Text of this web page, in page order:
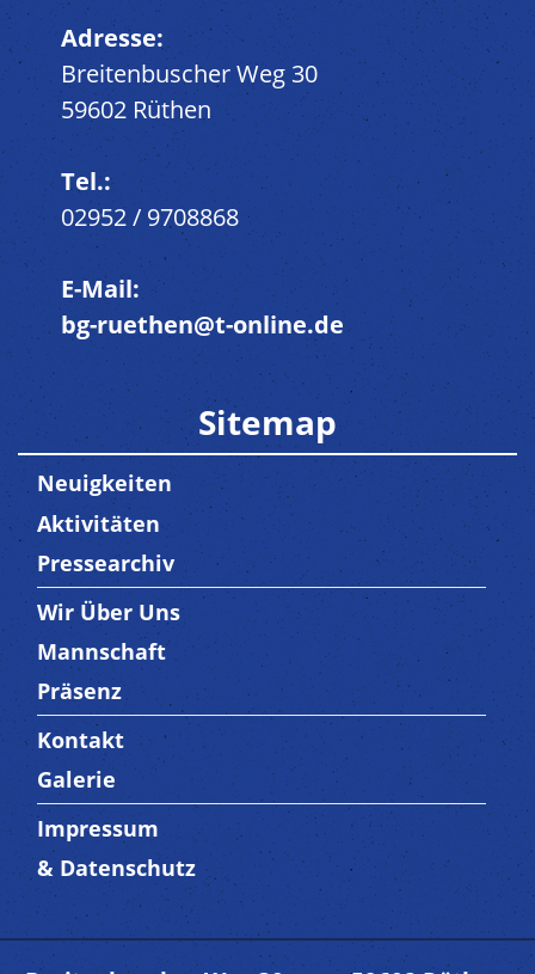
Adresse:
Breitenbuscher Weg 30
59602 Rüthen
Tel.:
02952 / 9708868
E-Mail:
bg-ruethen@t-online.de
Sitemap
Neuigkeiten
Aktivitäten
Pressearchiv
Trenner3
Wir Über Uns
Mannschaft
Präsenz
Trenner4
Kontakt
Galerie
Trenner 5
Impressum
& Datenschutz